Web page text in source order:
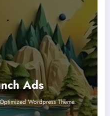
Ads
Wordpress Theme.